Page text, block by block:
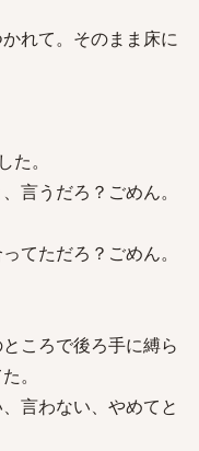
れて。そのまま床に
。
言うだろ？ごめん。
てただろ？ごめん。
ころで後ろ手に縛ら
。
言わない、やめてと